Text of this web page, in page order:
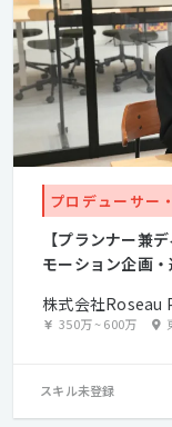
プロデューサー
【プランナー兼
モーション企画
株式会社Roseau
350万~600万
スキル未登録